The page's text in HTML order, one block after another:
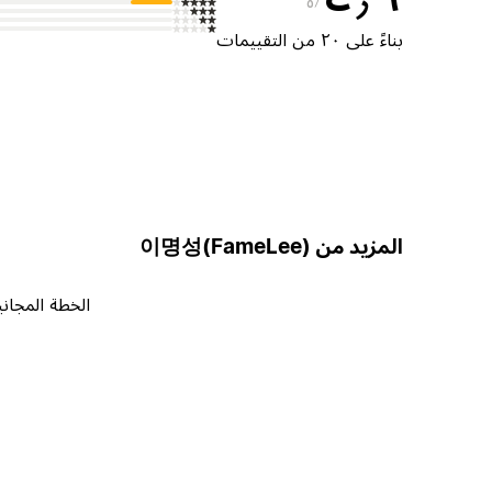
بناءً على ٢٠ من التقييمات
المزيد من 이명성(FameLee)
الخطة